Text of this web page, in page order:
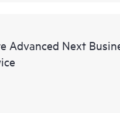
Advanced Next